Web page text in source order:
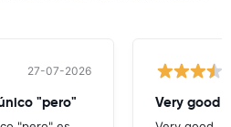
27-07-2026
"pero" Very good